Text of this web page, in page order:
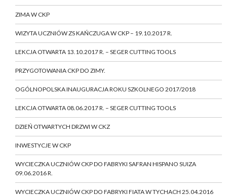
ZIMA W CKP
WIZYTA UCZNIÓW ZS KAŃCZUGA W CKP – 19.10.2017 R.
LEKCJA OTWARTA 13.10.2017 R. – SEGER CUTTING TOOLS
PRZYGOTOWANIA CKP DO ZIMY.
OGÓLNOPOLSKA INAUGURACJA ROKU SZKOLNEGO 2017/2018
LEKCJA OTWARTA 08.06.2017 R. – SEGER CUTTING TOOLS
DZIEŃ OTWARTYCH DRZWI W CKZ
INWESTYCJE W CKP
WYCIECZKA UCZNIÓW CKP DO FABRYKI SAFRAN HISPANO SUIZA
09.06.2016 R.
WYCIECZKA UCZNIÓW CKP DO FABRYKI FIATA W TYCHACH 25.04.2016